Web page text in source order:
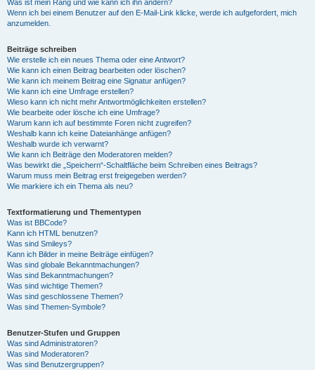
Was ist mein Rang und wie kann ich ihn ändern?
Wenn ich bei einem Benutzer auf den E-Mail-Link klicke, werde ich aufgefordert, mich
anzumelden.
Beiträge schreiben
Wie erstelle ich ein neues Thema oder eine Antwort?
Wie kann ich einen Beitrag bearbeiten oder löschen?
Wie kann ich meinem Beitrag eine Signatur anfügen?
Wie kann ich eine Umfrage erstellen?
Wieso kann ich nicht mehr Antwortmöglichkeiten erstellen?
Wie bearbeite oder lösche ich eine Umfrage?
Warum kann ich auf bestimmte Foren nicht zugreifen?
Weshalb kann ich keine Dateianhänge anfügen?
Weshalb wurde ich verwarnt?
Wie kann ich Beiträge den Moderatoren melden?
Was bewirkt die „Speichern“-Schaltfläche beim Schreiben eines Beitrags?
Warum muss mein Beitrag erst freigegeben werden?
Wie markiere ich ein Thema als neu?
Textformatierung und Thementypen
Was ist BBCode?
Kann ich HTML benutzen?
Was sind Smileys?
Kann ich Bilder in meine Beiträge einfügen?
Was sind globale Bekanntmachungen?
Was sind Bekanntmachungen?
Was sind wichtige Themen?
Was sind geschlossene Themen?
Was sind Themen-Symbole?
Benutzer-Stufen und Gruppen
Was sind Administratoren?
Was sind Moderatoren?
Was sind Benutzergruppen?